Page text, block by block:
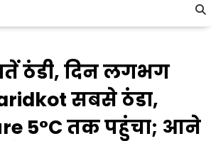
ठंडी, दिन लगभग
सबसे ठंडा,
5°C तक पहुंचा; आने